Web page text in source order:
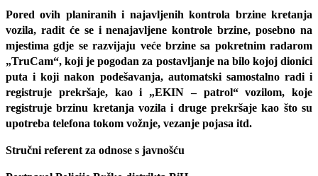
Pored ovih planiranih i najavljenih kontrola brzine kretanja
vozila, radit će se i nenajavljene kontrole brzine, posebno na
mjestima gdje se razvijaju veće brzine sa pokretnim radarom
„TruCam“, koji je pogodan za postavljanje na bilo kojoj dionici
puta i koji nakon podešavanja, automatski samostalno radi i
registruje prekršaje, kao i „EKIN – patrol“ vozilom, koje
registruje brzinu kretanja vozila i druge prekršaje kao što su
upotreba telefona tokom vožnje, vezanje pojasa itd.
Stručni referent za odnose s javnošću